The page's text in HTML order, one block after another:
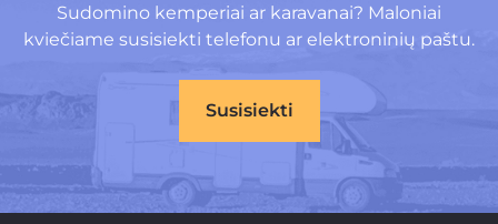
Sudomino kemperiai ar karavanai? Maloniai
kviečiame susisiekti telefonu ar elektroninių paštu.
Susisiekti